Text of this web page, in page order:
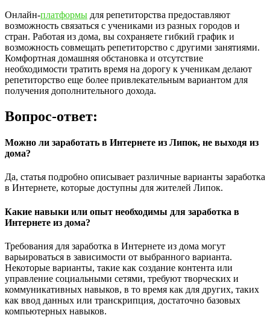
Онлайн-платформы для репетиторства предоставляют
возможность связаться с учениками из разных городов и
стран. Работая из дома, вы сохраняете гибкий график и
возможность совмещать репетиторство с другими занятиями.
Комфортная домашняя обстановка и отсутствие
необходимости тратить время на дорогу к ученикам делают
репетиторство еще более привлекательным вариантом для
получения дополнительного дохода.
Вопрос-ответ:
Можно ли заработать в Интернете из Липок, не выходя из
дома?
Да, статья подробно описывает различные варианты заработка
в Интернете, которые доступны для жителей Липок.
Какие навыки или опыт необходимы для заработка в
Интернете из дома?
Требования для заработка в Интернете из дома могут
варьироваться в зависимости от выбранного варианта.
Некоторые варианты, такие как создание контента или
управление социальными сетями, требуют творческих и
коммуникативных навыков, в то время как для других, таких
как ввод данных или транскрипция, достаточно базовых
компьютерных навыков.